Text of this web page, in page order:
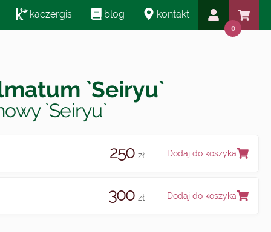
kaczergis blog kontakt
0
`Seiryu`
`Seiryu`
250 zł Dodaj do koszyka
300 zł Dodaj do koszyka